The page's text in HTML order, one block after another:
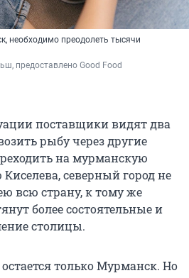
необходимо преодолеть тысячи
предоставлено Good Food
поставщики видят два
рыбу через другие
на мурманскую
северный город не
всю страну, к тому же
более состоятельные и
столицы.
только Мурманск. Но